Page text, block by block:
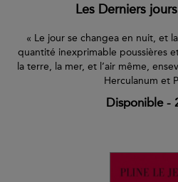
Les Derniers
« Le jour se changea en nuit, et
quantité inexprimable poussières
la terre, la mer, et l’air même,
Herculanum et
Disponible-